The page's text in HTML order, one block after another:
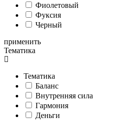
Фиолетовый
Фуксия
Черный
применить
Тематика
Тематика
Баланс
Внутренняя сила
Гармония
Деньги